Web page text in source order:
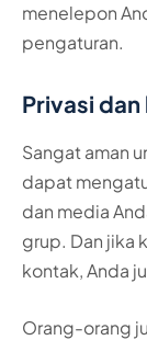
menelepon
pengaturan.
Privasi
Sangat aman
dapat
dan media
grup. Dan jika
kontak, Anda
Orang-orang